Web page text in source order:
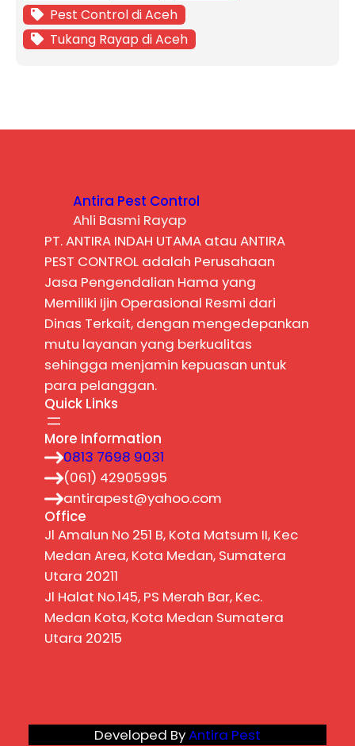
Pest Control di Aceh
Tukang Rayap di Aceh
Antira Pest Control
Ahli Basmi Rayap
PT. ANTIRA INDAH UTAMA atau ANTIRA
PEST CONTROL adalah Perusahaan
Jasa Pengendalian Hama yang
Memiliki Ijin Operasional Resmi dari
Dinas Terkait, dengan mengedepankan
mutu layanan yang berkualitas
sehingga menjamin kepuasan untuk
para pelanggan.
Quick Links
More Information
0813 7698 9031
(061) 42905995
antirapest@yahoo.com
Office
Jl Amalun No 251 B, Kota Matsum II, Kec
Medan Area, Kota Medan, Sumatera
Utara 20211
Jl Halat No.145, PS Merah Bar, Kec.
Medan Kota, Kota Medan Sumatera
Utara 20215
Developed ByAntira Pest